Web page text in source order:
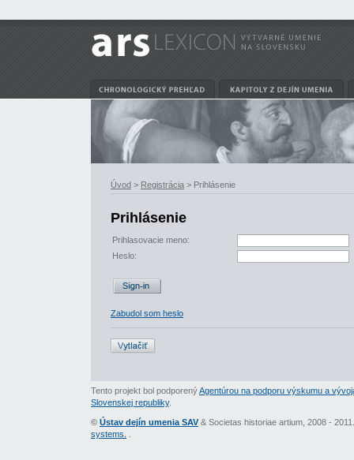
Úvod > Registrácia > Prihlásenie
Prihlásenie
Prihlasovacie meno:
Heslo:
Zabudol som heslo
Tento projekt bol podporenýAgentúrou na podporu výskumu a
Slovenskej republiky.
© Ústav dejín umenia SAV & Societas historiae artium, 2008 -
systems.